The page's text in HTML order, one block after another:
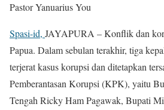
Pastor Yanuarius You
Spasi-id, JAYAPURA – Konflik dan
Papua. Dalam sebulan terakhir, tiga
terjerat kasus korupsi dan ditetapkan
Pemberantasan Korupsi (KPK), yaitu
Tengah Ricky Ham Pagawak, Bupati